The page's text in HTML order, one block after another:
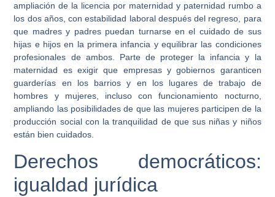
ampliación de la licencia por maternidad y paternidad rumbo a
los dos años, con estabilidad laboral después del regreso, para
que madres y padres puedan turnarse en el cuidado de sus
hijas e hijos en la primera infancia y equilibrar las condiciones
profesionales de ambos. Parte de proteger la infancia y la
maternidad es exigir que empresas y gobiernos garanticen
guarderías en los barrios y en los lugares de trabajo de
hombres y mujeres, incluso con funcionamiento nocturno,
ampliando las posibilidades de que las mujeres participen de la
producción social con la tranquilidad de que sus niñas y niños
están bien cuidados.
Derechos democráticos:
igualdad jurídica